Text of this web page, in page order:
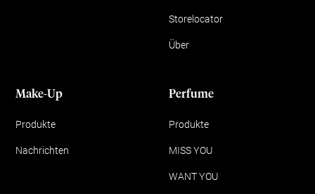
Storelocator
Über
Make-Up
Produkte
Nachrichten
Perfume
Produkte
MISS YOU
WANT YOU